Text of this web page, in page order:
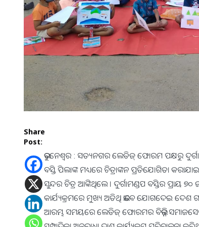
Share
Post:
ଭୁବନେଶ୍ୱର : ସତ୍ୟନଗର ଲେଡିଜ୍ ଫୋରମ ପକ୍ଷରୁ
ବସ୍ତି ପିଲାଙ୍କ ମଧ୍ୟରେ ଚିତ୍ରାଙ୍କନ ପ୍ରତିଯୋଗିତା
ସୁନ୍ଦର ଚିତ୍ର ଆଙ୍କିଥିଲେ । ଦୁର୍ଗାମଣ୍ଡପ ବସ୍ତିର ପ୍ରାୟ
କାର୍ଯ୍ୟକ୍ରମରେ ମୁଖ୍ୟ ଅତିଥି ଭାବେ ଯୋଗଦେଇ
ଆରମ୍ଭ ସମୟରେ ଲେଡିଜ୍ ଫୋରମର ବିଭିନ୍ନ